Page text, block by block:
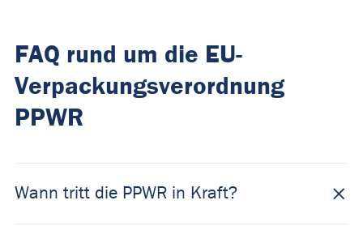
FAQ rund um die EU-
Verpackungsverordnung
PPWR
Wann tritt die PPWR in Kraft?